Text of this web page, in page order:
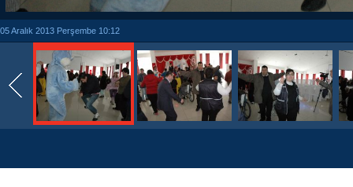
05 Aralık 2013 Perşembe 10:12